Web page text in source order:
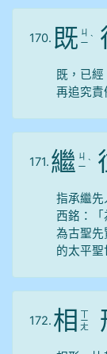
170. 既 ㄐ
ㄧ ˋ
既，已
再追究責
171. 繼 ㄐ
ㄧ ˋ
指承繼先
西銘：
為古聖先
的太平聖
172. 相 ㄒ
ㄧ
ㄤ